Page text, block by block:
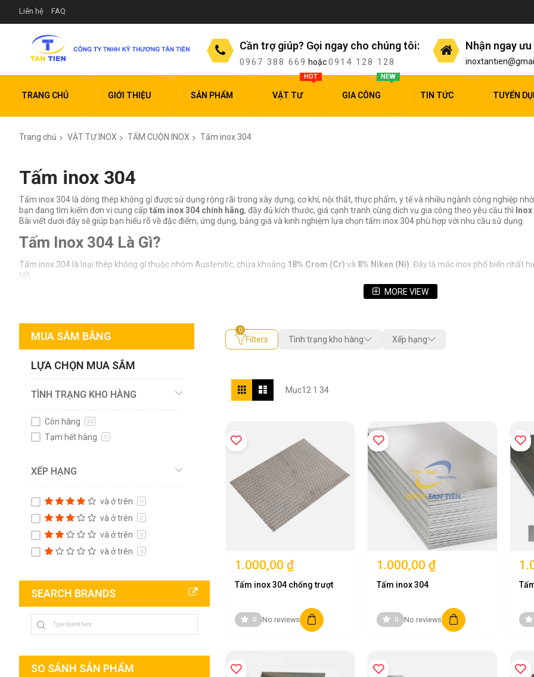
Liên hệ FAQ
Cần trợ giúp? Gọi ngay cho chúng tôi:
0967 388 669 hoặc0914 128 128
Nhận ngay
TRANG CHỦ GIỚI THIỆU SẢN PHẨM VẬT TƯ
HOT
GIA CÔNG
NEW
TIN TỨC TUYỂN
Trang chủ VẬT TƯ INOX TẤM CUỘN INOX Tấm inox 304
Tấm inox 304
Tấm inox 304 là dòng thép không gỉ được sử dụng rộng rãi trong xây dựng, cơ khí, nội thất, thực phẩm, y tế và nhiều ngành công nghiệp
bạn đang tìm kiếm đơn vị cung cấp tấm inox 304 chính hãng, đầy đủ kích thước, giá cạnh tranh cùng dịch vụ gia công theo yêu cầu thì
Bài viết dưới đây sẽ giúp bạn hiểu rõ về đặc điểm, ứng dụng, bảng giá và kinh nghiệm lựa chọn tấm inox 304 phù hợp với nhu cầu sử dụng.
Tấm Inox 304 Là Gì?
Tấm inox 304 là loại thép không gỉ thuộc nhóm Austenitic, chứa khoảng 18% Crom (Cr) và 8% Niken (Ni). Đây là mác inox phổ biến nhất
tốt.
So với nhiều loại vật liệu khác, inox 304 có tuổi thọ cao, ít bị gỉ sét trong điều kiện sử dụng thông thường và có khả năng gia công linh hoạt
MORE VIEW
Filters Tình trạng kho hàng Xếp hạng
Xem
dưới
Lưới
Danh
sáchMục12 1 34
1.000,00 ₫
Tấm inox 304 chống trượt
0 No reviews
1.000,00 ₫
Tấm inox 304
0 No reviews
MUA SẮM BẰNG
LỰA CHỌN MUA SẮM
TÌNH TRẠNG KHO HÀNG
Còn hàng 34
Tạm hết hàng 0
XẾP HẠNG
và ở trên 0
và ở trên 0
và ở trên 0
và ở trên 0
SEARCH BRANDS
SO SÁNH SẢN PHẨM